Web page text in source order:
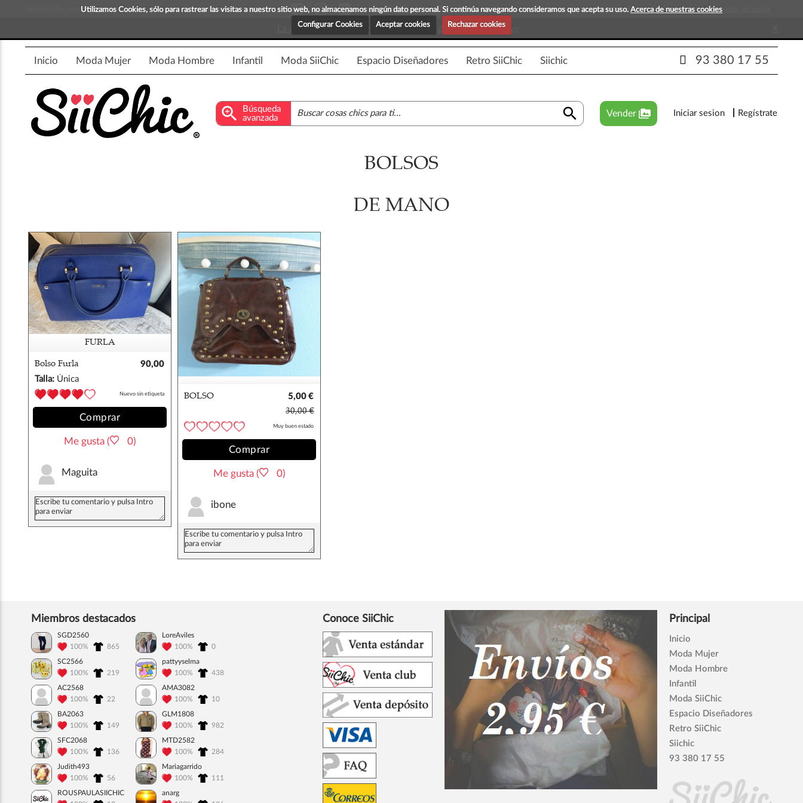
Utilizamos Cookies, sólo para rastrear las visitas a nuestro sitio web, no almacenamos ningún dato personal. Si continúa navegando consideramos que acepta su uso. Acerca de nuestras cookies
Configurar Cookies
Aceptar cookies Rechazar cookies
¡Compra y vende moda! Blog Siichic ¡Descubre maravillosas prendas que esperan tu visita! Preguntas frecuentes Métodos de envío
La app para android esta en fase beta, disponible en breve
Inicio Moda Mujer Moda Hombre Infantil Moda SiiChic Espacio Diseñadores Retro SiiChic Siichic 93 380 17 55
zoom_in
Búsqueda
avanzada
search Vender perm_media Iniciar sesion Regístrate
BOLSOS
DE MANO
FURLA
Bolso Furla
90,00
Talla: Única
Nuevo sin etiqueta
Comprar
Me gusta ( 0)
Maguita
BOLSO
5,00 €
30,00 €
Muy buen estado
Comprar
Me gusta ( 0)
ibone
Miembros destacados
SGD2560
100%
865
LoreAviles
100%
0
SC2566
100%
219
pattyyselma
100%
438
AC2568
100%
22
AMA3082
100%
10
BA2063
100%
149
GLM1808
100%
982
SFC2068
100%
136
MTD2582
100%
284
Judith493
100%
56
Mariagarrido
100%
111
ROUSPAULASIICHIC
anarg
Conoce SiiChic Principal
Inicio
Moda Mujer
Moda Hombre
Infantil
Moda SiiChic
Espacio Diseñadores
Retro SiiChic
Siichic
93 380 17 55